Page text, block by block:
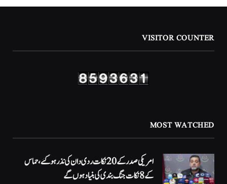
VISITOR COUNTER
MOST WATCHED
امریکی صدر کے 20 نکات ردی دان کی نذر ہوگئے، حماس
کے 8 نکات جنگ بندی کی بنیاد ہوں گے